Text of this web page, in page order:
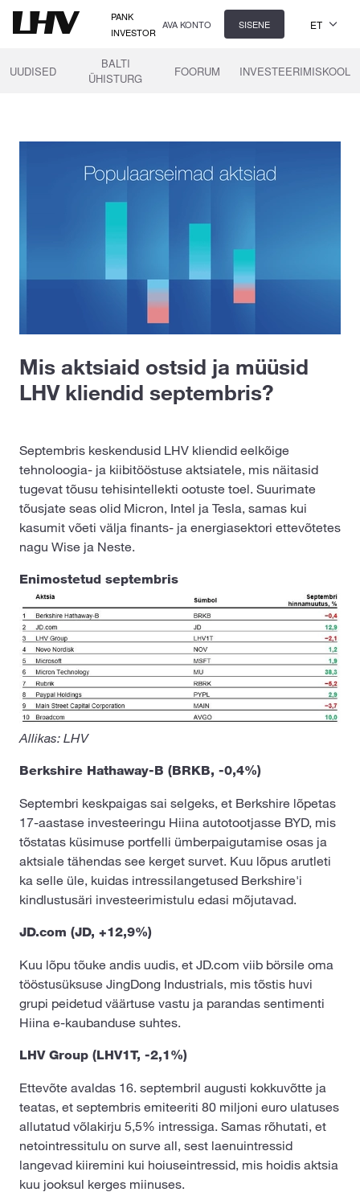
PANK
INVESTOR
AVA KONTO SISENE ET
UUDISED
BALTI
ÜHISTURG
FOORUM INVESTEERIMISKOOL
Mis aktsiaid ostsid ja müüsid
LHV kliendid septembris?
Septembris keskendusid LHV kliendid eelkõige
tehnoloogia- ja kiibitööstuse aktsiatele, mis näitasid
tugevat tõusu tehisintellekti ootuste toel. Suurimate
tõusjate seas olid Micron, Intel ja Tesla, samas kui
kasumit võeti välja finants- ja energiasektori ettevõtetes
nagu Wise ja Neste.
Enimostetud septembris
Allikas: LHV
Berkshire Hathaway-B (BRKB, -0,4%)
Septembri keskpaigas sai selgeks, et Berkshire lõpetas
17-aastase investeeringu Hiina autotootjasse BYD, mis
tõstatas küsimuse portfelli ümberpaigutamise osas ja
aktsiale tähendas see kerget survet. Kuu lõpus arutleti
ka selle üle, kuidas intressilangetused Berkshire'i
kindlustusäri investeerimistulu edasi mõjutavad.
JD.com (JD, +12,9%)
Kuu lõpu tõuke andis uudis, et JD.com viib börsile oma
tööstusüksuse JingDong Industrials, mis tõstis huvi
grupi peidetud väärtuse vastu ja parandas sentimenti
Hiina e-kaubanduse suhtes.
LHV Group (LHV1T, -2,1%)
Ettevõte avaldas 16. septembril augusti kokkuvõtte ja
teatas, et septembris emiteeriti 80 miljoni euro ulatuses
allutatud võlakirju 5,5% intressiga. Samas rõhutati, et
netointressitulu on surve all, sest laenuintressid
langevad kiiremini kui hoiuseintressid, mis hoidis aktsia
kuu jooksul kerges miinuses.